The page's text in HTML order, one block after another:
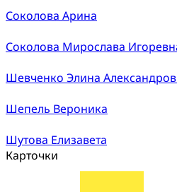
Соколова Арина
Соколова Мирослава
Шевченко Элина
Шепель Вероника
Шутова Елизавета
Карточки